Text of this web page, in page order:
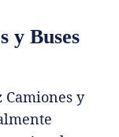
y Buses
Camiones y